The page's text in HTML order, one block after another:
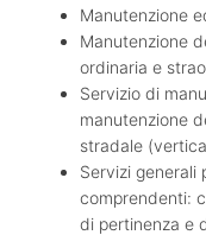
Manutenzione
Manutenzione
ordinaria e
Servizio di
manutenzione
stradale
Servizi generali
comprendenti:
di pertinenza e